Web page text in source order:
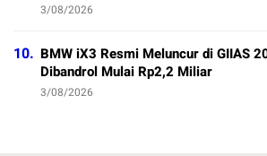
3/08/2026
10. BMW iX3 Resmi Meluncur di GIIAS
Dibandrol Mulai Rp2,2 Miliar
3/08/2026